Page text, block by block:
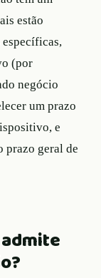
estão
(por
negócio
um prazo
e
prazo geral de